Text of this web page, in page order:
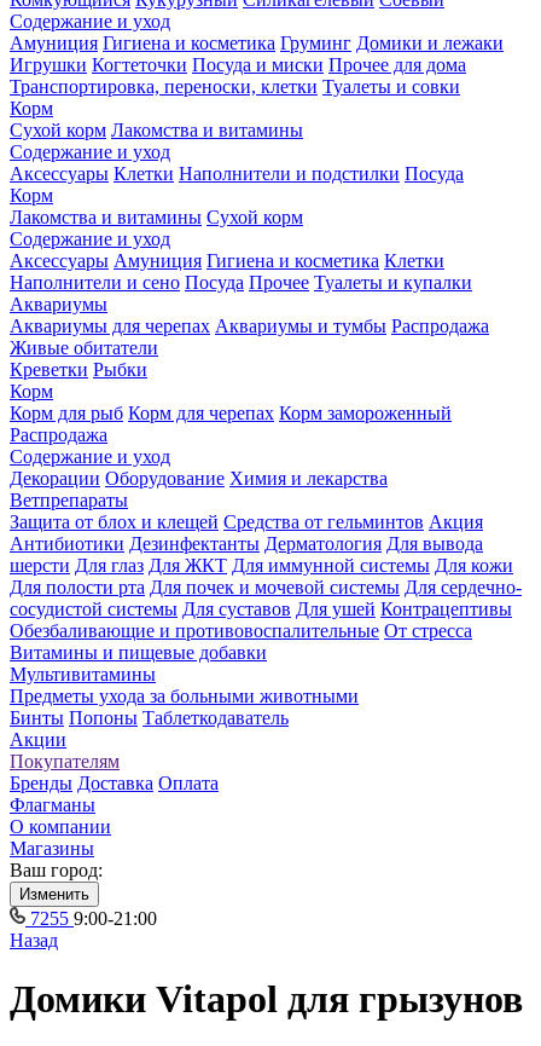
Содержание и уход
Амуниция Гигиена и косметика Груминг Домики и лежаки
Игрушки Когтеточки Посуда и миски Прочее для дома
Транспортировка, переноски, клетки Туалеты и совки
Корм
Сухой корм Лакомства и витамины
Содержание и уход
Аксессуары Клетки Наполнители и подстилки Посуда
Корм
Лакомства и витамины Сухой корм
Содержание и уход
Аксессуары Амуниция Гигиена и косметика Клетки
Наполнители и сено Посуда Прочее Туалеты и купалки
Аквариумы
Аквариумы для черепах Аквариумы и тумбы Распродажа
Живые обитатели
Креветки Рыбки
Корм
Корм для рыб Корм для черепах Корм замороженный
Распродажа
Содержание и уход
Декорации Оборудование Химия и лекарства
Ветпрепараты
Защита от блох и клещей Средства от гельминтов Акция
Антибиотики Дезинфектанты Дерматология Для вывода
шерсти Для глаз Для ЖКТ Для иммунной системы Для кожи
Для полости рта Для почек и мочевой системы Для сердечно-
сосудистой системы Для суставов Для ушей Контрацептивы
Обезбаливающие и противовоспалительные От стресса
Витамины и пищевые добавки
Мультивитамины
Предметы ухода за больными животными
Бинты Попоны Таблеткодаватель
Акции
Покупателям
Бренды Доставка Оплата
Флагманы
О компании
Магазины
Ваш город:
Изменить
7255 9:00-21:00
Назад
Домики Vitapol для грызунов